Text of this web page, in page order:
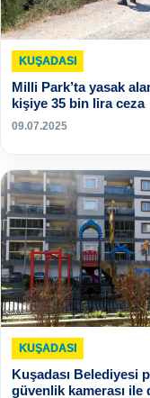
KUŞADASI
Milli Park’ta yasak
kişiye 35 bin lira ceza
09.07.2025
KUŞADASI
Kuşadası Belediyesi
güvenlik kamerası ile